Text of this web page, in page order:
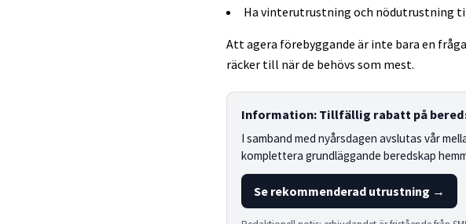
Ha vinterutrustning och nödutrustning
Att agera förebyggande är inte bara en
räcker till när de behövs som mest.
Information: Tillfällig rabatt på
I samband med nyårsdagen avslutas vår
komplettera grundläggande beredskap
Se rekommenderad utrustning →